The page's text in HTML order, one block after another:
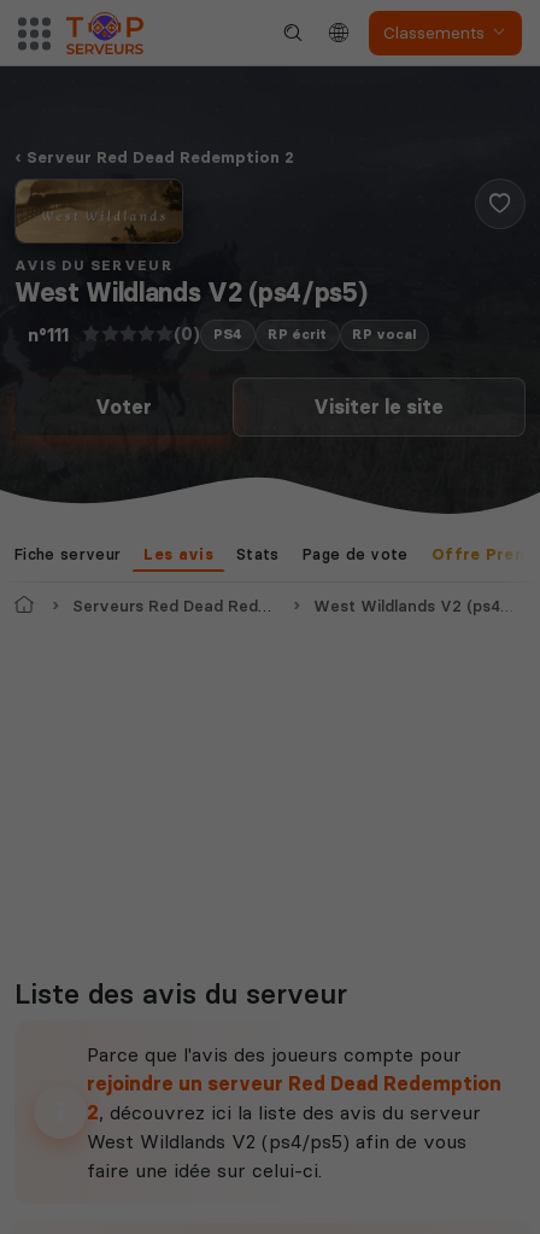
Classements
Squad
Neverwinter
Nights
Serveur Red Dead Redemption 2
AVIS DU SERVEUR
West Wildlands V2 (ps4/ps5)
n°111 (0) PS4 RP écrit RP vocal
Voter Visiter le site
Fiche serveur Les avis Stats Page de vote Offre
AccueilServeurs Red Dead Redemption 2 West Wildlands V2 (ps4/ps5)
Liste des avis du serveur
Parce que l'avis des joueurs compte pour
rejoindre un serveur Red Dead Redemption
2, découvrez ici la liste des avis du serveur
West Wildlands V2 (ps4/ps5) afin de vous
faire une idée sur celui-ci.